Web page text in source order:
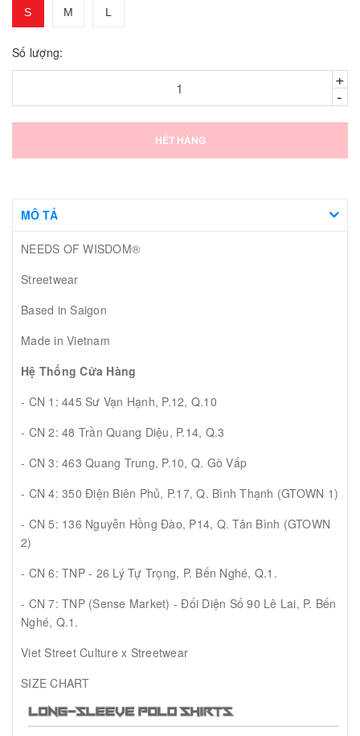
S M L
Số lượng:
+
-
HẾT HÀNG
MÔ TẢ
NEEDS OF WISDOM®
Streetwear
Based in Saigon
Made in Vietnam
Hệ Thống Cửa Hàng
- CN 1: 445 Sư Vạn Hạnh, P.12, Q.10
- CN 2: 48 Trần Quang Diệu, P.14, Q.3
- CN 3: 463 Quang Trung, P.10, Q. Gò Vấp
- CN 4: 350 Điện Biên Phủ, P.17, Q. Bình Thạnh (GTOWN 1)
- CN 5: 136 Nguyễn Hồng Đào, P14, Q. Tân Bình (GTOWN
2)
- CN 6: TNP - 26 Lý Tự Trọng, P. Bến Nghé, Q.1.
- CN 7: TNP (Sense Market) - Đối Diện Số 90 Lê Lai, P. Bến
Nghé, Q.1.
Viet Street Culture x Streetwear
SIZE CHART